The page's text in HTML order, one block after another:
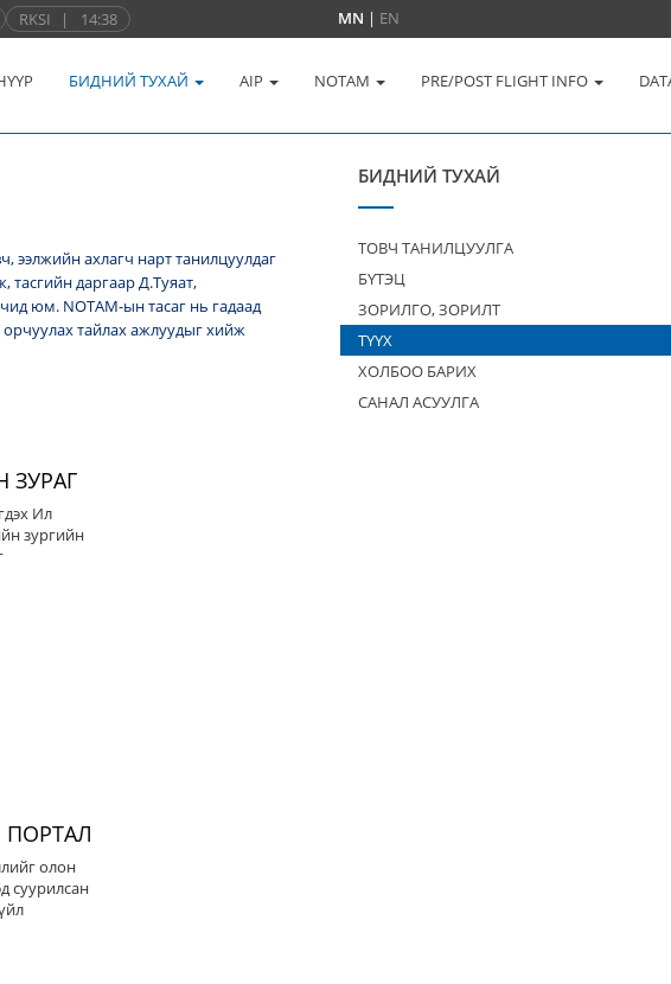
RKSI | 14:38 MN | EN
БИДНИЙ ТУХАЙ AIP NOTAM PRE/POST FLIGHT INFO
ахлагч нарт танилцуулдаг
даргаар Д.Туяат,
юм. NOTAM-ын тасаг нь гадаад
тайлах ажлуудыг хийж
ЗУРАГ
Ил
зургийн
ПОРТАЛ
олон
суурилсан
БИДНИЙ ТУХАЙ
ТОВЧ ТАНИЛЦУУЛГА
БҮТЭЦ
ЗОРИЛГО, ЗОРИЛТ
ТҮҮХ
ХОЛБОО БАРИХ
САНАЛ АСУУЛГА